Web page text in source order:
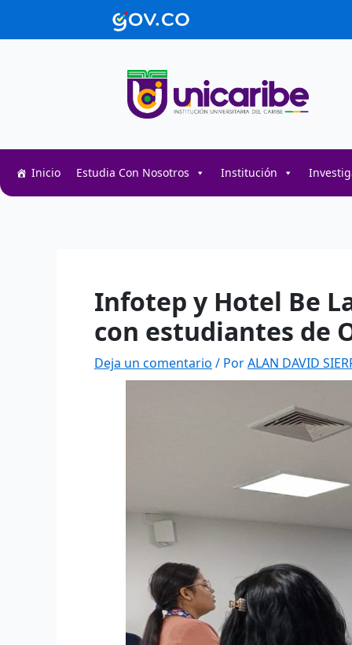
Inicio Estudia Con Nosotros Institución
Infotep y Hotel Be
con estudiantes de
Deja un comentario / PorALAN DAVID